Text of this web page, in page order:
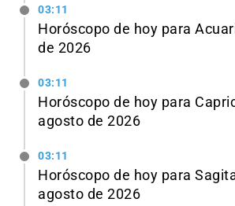
03:11
Horóscopo de hoy para
de 2026
03:11
Horóscopo de hoy para
agosto de 2026
03:11
Horóscopo de hoy para
agosto de 2026